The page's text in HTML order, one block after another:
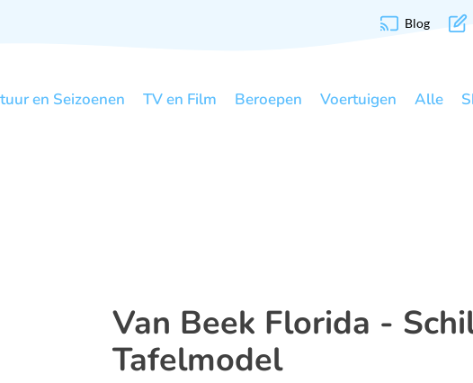
Blog
en Seizoenen TV en Film Beroepen Voertuigen Alle
Van Beek Florida -
Tafelmodel